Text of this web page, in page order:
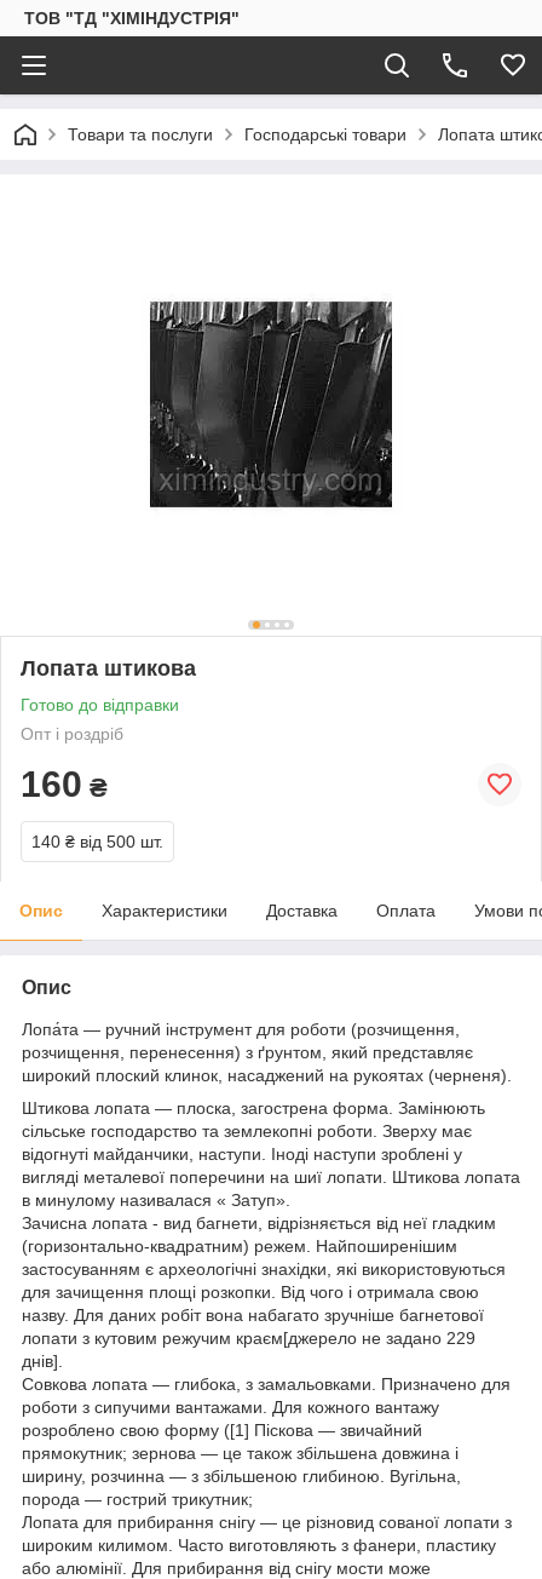
ТОВ "ТД "ХІМІНДУСТРІЯ"
Товари та послуги Господарські товари Лопата
Лопата штикова
Готово до відправки
Опт і роздріб
160 ₴
140 ₴ від 500 шт.
Опис Характеристики Доставка Оплата Умови
Опис
Лопа́та — ручний інструмент для роботи (розчищення,
розчищення, перенесення) з ґрунтом, який представляє
широкий плоский клинок, насаджений на рукоятах (черненя).
Штикова лопата — плоска, загострена форма. Замінюють
сільське господарство та землекопні роботи. Зверху має
відогнуті майданчики, наступи. Іноді наступи зроблені у
вигляді металевої поперечини на шиї лопати. Штикова лопата
в минулому називалася « Затуп».
Зачисна лопата - вид багнети, відрізняється від неї гладким
(горизонтально-квадратним) режем. Найпоширенішим
застосуванням є археологічні знахідки, які використовуються
для зачищення площі розкопки. Від чого і отримала свою
назву. Для даних робіт вона набагато зручніше багнетової
лопати з кутовим режучим краєм[джерело не задано 229
днів].
Совкова лопата — глибока, з замальовками. Призначено для
роботи з сипучими вантажами. Для кожного вантажу
розроблено свою форму ([1] Піскова — звичайний
прямокутник; зернова — це також збільшена довжина і
ширину, розчинна — з збільшеною глибиною. Вугільна,
порода — гострий трикутник;
Лопата для прибирання снігу — це різновид сованої лопати з
широким килимом. Часто виготовляють з фанери, пластику
або алюмінії. Для прибирання від снігу мости може